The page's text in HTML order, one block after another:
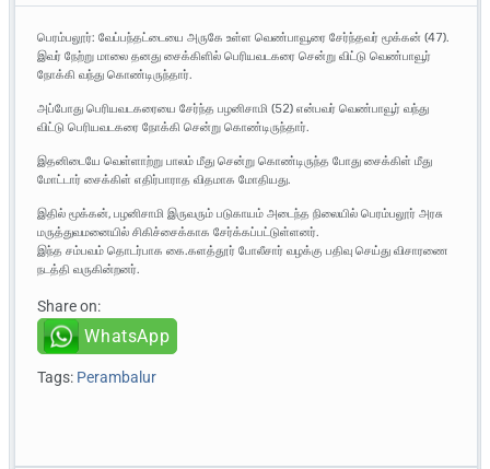
பெரம்பலூர்: வேப்பந்தட்டையை அருகே உள்ள வெண்பாவூரை சேர்ந்தவர் மூக்கன் (47).
இவர் நேற்று மாலை தனது சைக்கிளில் பெரியவடகரை சென்று விட்டு வெண்பாவூர்
நோக்கி வந்து கொண்டிருந்தார்.
அப்போது பெரியவடகரையை சேர்ந்த பழனிசாமி (52) என்பவர் வெண்பாவூர் வந்து
விட்டு பெரியவடகரை நோக்கி சென்று கொண்டிருந்தார்.
இதனிடையே வெள்ளாற்று பாலம் மீது சென்று கொண்டிருந்த போது சைக்கிள் மீது
மோட்டார் சைக்கிள் எதிர்பாராத விதமாக மோதியது.
இதில் மூக்கன், பழனிசாமி இருவரும் படுகாயம் அடைந்த நிலையில் பெரம்பலூர் அரசு
மருத்துவமனையில் சிகிச்சைக்காக சேர்க்கப்பட்டுள்ளனர்.
இந்த சம்பவம் தொடர்பாக கை.களத்தூர் போலீசார் வழக்கு பதிவு செய்து விசாரணை
நடத்தி வருகின்றனர்.
Share on:
WhatsApp
Tags: Perambalur